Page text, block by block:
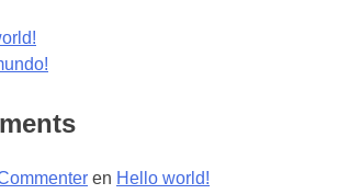
en Hello world!